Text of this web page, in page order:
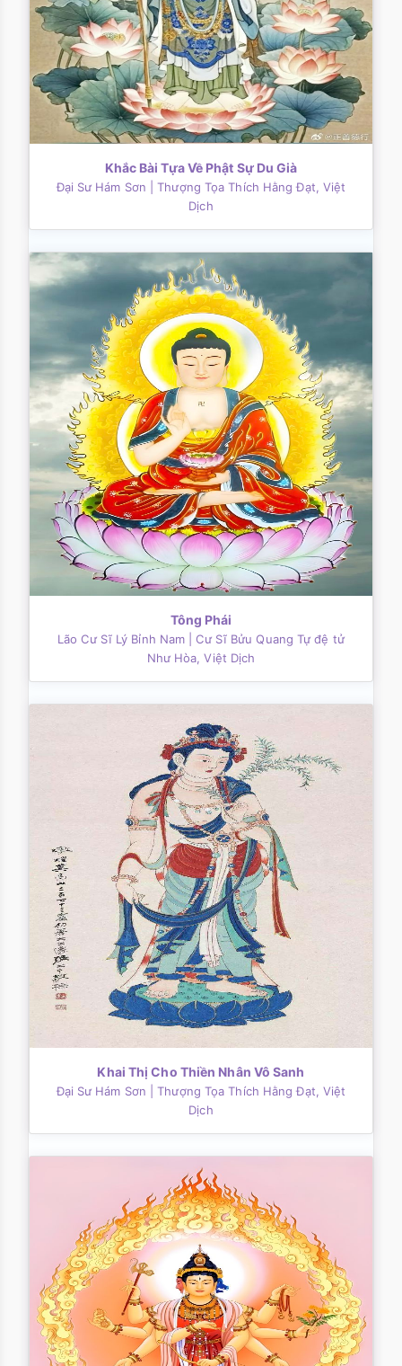
Khắc Bài Tựa Về Phật Sự Du Già
Đại Sư Hám Sơn
| Thượng Tọa Thích Hằng Đạt, Việt
Dịch
Tông Phái
Lão Cư Sĩ Lý Bỉnh Nam
| Cư Sĩ Bửu Quang Tự đệ tử
Như Hòa, Việt Dịch
Khai Thị Cho Thiền Nhân Vô Sanh
Đại Sư Hám Sơn
| Thượng Tọa Thích Hằng Đạt, Việt
Dịch